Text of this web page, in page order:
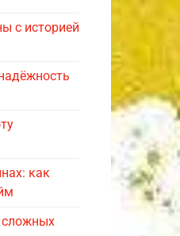
с историей
как
сложных